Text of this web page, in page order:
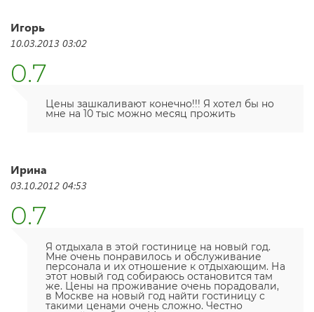
Игорь
10.03.2013 03:02
0.7
Цены зашкаливают конечно!!! Я хотел бы но
мне на 10 тыс можно месяц прожить
Ирина
03.10.2012 04:53
0.7
Я отдыхала в этой гостинице на новый год.
Мне очень понравилось и обслуживание
персонала и их отношение к отдыхающим. На
этот новый год собираюсь остановится там
же. Цены на проживание очень порадовали,
в Москве на новый год найти гостиницу с
такими ценами очень сложно. Честно